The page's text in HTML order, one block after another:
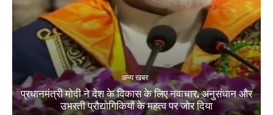
अन्य खबर
प्रधानमंत्री मोदी ने देश के विकास के लिए नवाचार, अनुसंधान और
उभरती प्रौद्योगिकियों के महत्व पर जोर दिया